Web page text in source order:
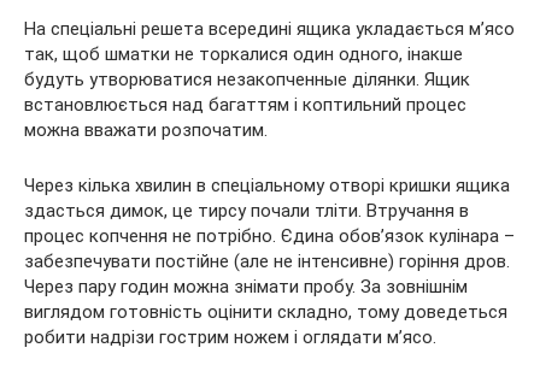
На спеціальні решета всередині ящика укладається м’ясо
так, щоб шматки не торкалися один одного, інакше
будуть утворюватися незакопченные ділянки. Ящик
встановлюється над багаттям і коптильний процес
можна вважати розпочатим.
Через кілька хвилин в спеціальному отворі кришки ящика
здасться димок, це тирсу почали тліти. Втручання в
процес копчення не потрібно. Єдина обов’язок кулінара –
забезпечувати постійне (але не інтенсивне) горіння дров.
Через пару годин можна знімати пробу. За зовнішнім
виглядом готовність оцінити складно, тому доведеться
робити надрізи гострим ножем і оглядати м’ясо.